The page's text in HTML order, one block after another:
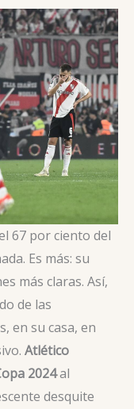
67 por ciento del
Es más: su
más claras. Así,
de las
en su casa, en
Atlético
2024al
desquite